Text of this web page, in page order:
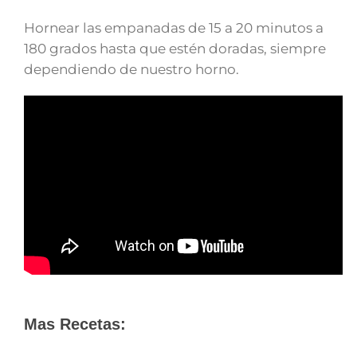
Hornear las empanadas de 15 a 20 minutos a
180 grados hasta que estén doradas, siempre
dependiendo de nuestro horno.
Mas Recetas: